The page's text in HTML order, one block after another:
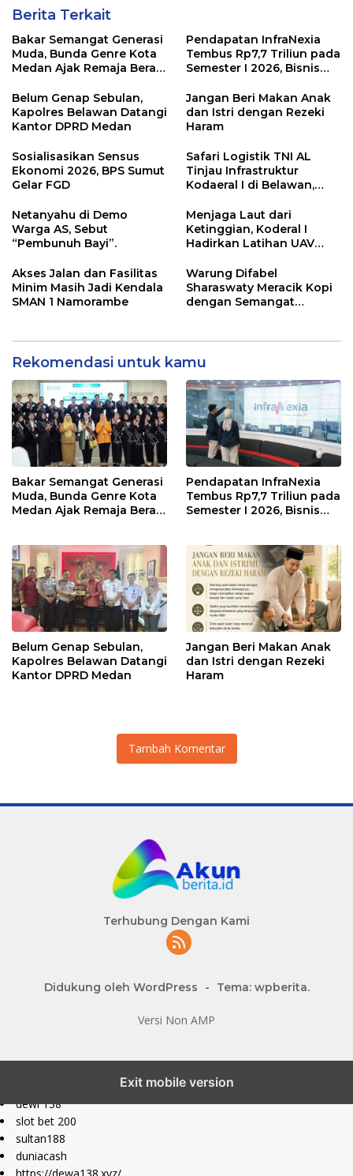
Berita Terkait
Bakar Semangat Generasi
Muda, Bunda Genre Kota
Medan Ajak Remaja Berani
Pendapatan InfraNexia
Tembus Rp7,7 Triliun pada
Semester I 2026, Bisnis
Persen
Belum Genap Sebulan,
Kapolres Belawan Datangi
Kantor DPRD Medan
Jangan Beri Makan Anak
dan Istri dengan Rezeki
Haram
Sosialisasikan Sensus
Ekonomi 2026, BPS Sumut
Gelar FGD
Safari Logistik TNI AL
Tinjau Infrastruktur
Kodaeral I di Belawan,
Operasional
Netanyahu di Demo
Warga AS, Sebut
“Pembunuh Bayi”.
Menjaga Laut dari
Ketinggian, Koderal I
Hadirkan Latihan UAV
Akses Jalan dan Fasilitas
Minim Masih Jadi Kendala
SMAN 1 Namorambe
Warung Difabel
Sharaswaty Meracik Kopi
dengan Semangat
Rekomendasi untuk kamu
Bakar Semangat Generasi
Muda, Bunda Genre Kota
Medan Ajak Remaja Berani
Pendapatan InfraNexia
Tembus Rp7,7 Triliun pada
Semester I 2026, Bisnis
Belum Genap Sebulan,
Kapolres Belawan Datangi
Kantor DPRD Medan
Jangan Beri Makan Anak
dan Istri dengan Rezeki
Haram
Tambah Komentar
Terhubung Dengan Kami
Didukung oleh WordPress - Tema: wpberita.
Versi Non AMP
Exit mobile version
dewi 138
slot bet 200
sultan188
duniacash